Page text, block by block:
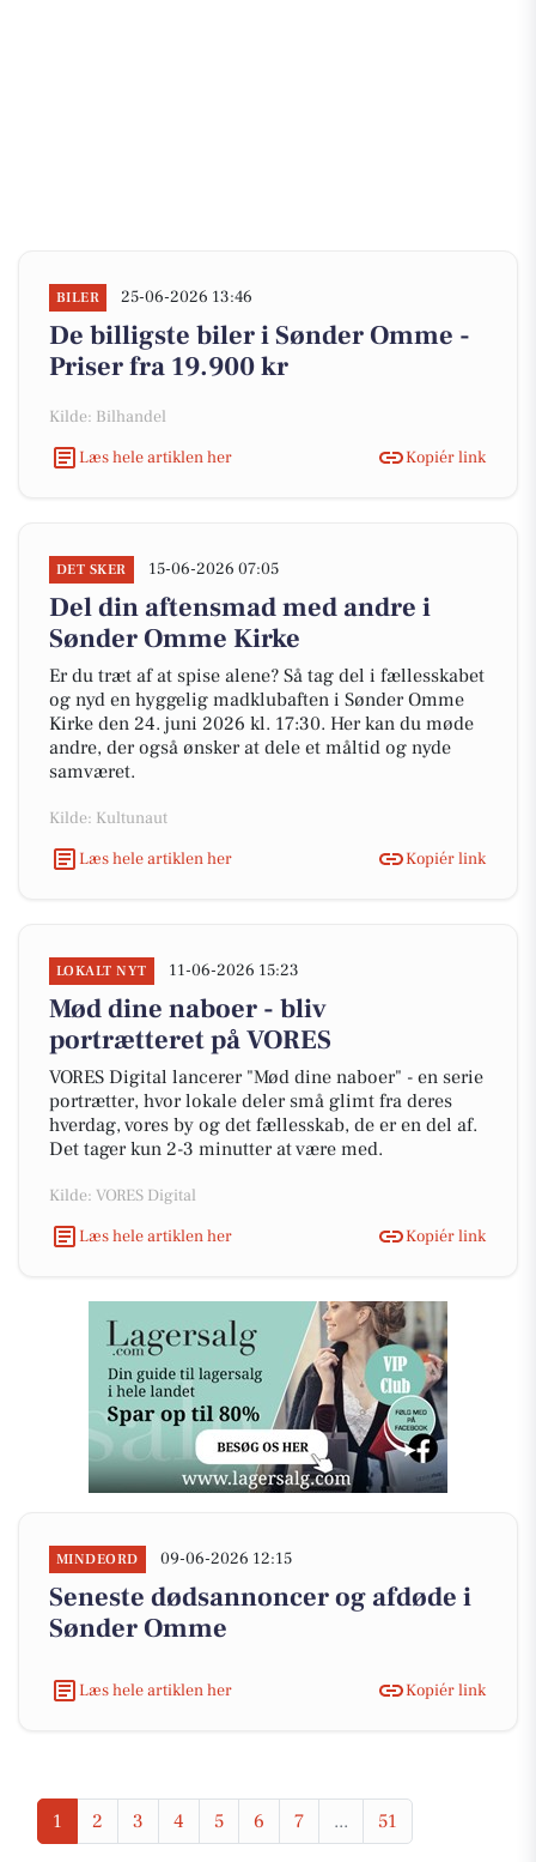
BILER 25-06-2026 13:46
De billigste biler i Sønder Omme -
Priser fra 19.900 kr
Kilde: Bilhandel
Læs hele artiklen her
Kopiér link
DET SKER 15-06-2026 07:05
Del din aftensmad med andre i
Sønder Omme Kirke
Er du træt af at spise alene? Så tag del i fællesskabet
og nyd en hyggelig madklubaften i Sønder Omme
Kirke den 24. juni 2026 kl. 17:30. Her kan du møde
andre, der også ønsker at dele et måltid og nyde
samværet.
Kilde: Kultunaut
Læs hele artiklen her
Kopiér link
LOKALT NYT 11-06-2026 15:23
Mød dine naboer - bliv
portrætteret på VORES
VORES Digital lancerer "Mød dine naboer" - en serie
portrætter, hvor lokale deler små glimt fra deres
hverdag, vores by og det fællesskab, de er en del af.
Det tager kun 2-3 minutter at være med.
Kilde: VORES Digital
Læs hele artiklen her
Kopiér link
MINDEORD 09-06-2026 12:15
Seneste dødsannoncer og afdøde i
Sønder Omme
Læs hele artiklen her Kopiér link
1 2 3 4 5 6 7 ... 51